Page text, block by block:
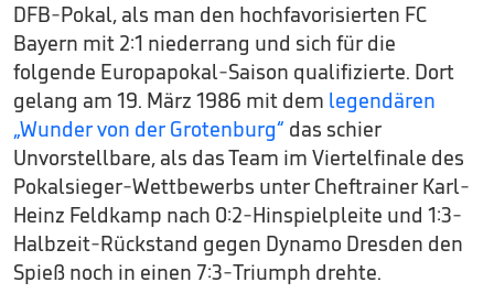
DFB-Pokal, als man den hochfavorisierten FC
Bayern mit 2:1 niederrang und sich für die
folgende Europapokal-Saison qualifizierte. Dort
gelang am 19. März 1986 mit dem legendären
„Wunder von der Grotenburg“ das schier
Unvorstellbare, als das Team im Viertelfinale des
Pokalsieger-Wettbewerbs unter Cheftrainer Karl-
Heinz Feldkamp nach 0:2-Hinspielpleite und 1:3-
Halbzeit-Rückstand gegen Dynamo Dresden den
Spieß noch in einen 7:3-Triumph drehte.